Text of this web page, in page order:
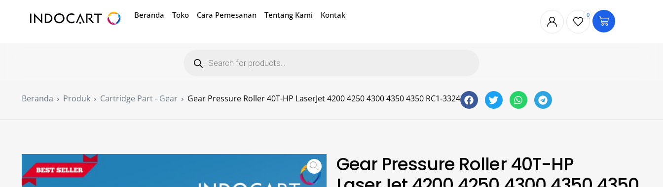
Beranda Toko Cara Pemesanan Tentang Kami Kontak 0
Beranda Produk Cartridge Part - Gear Gear Pressure Roller 40T-HP LaserJet 4200 4250 4300 4350 4350 RC1-3324
Gear Pressure Roller 40T-HP